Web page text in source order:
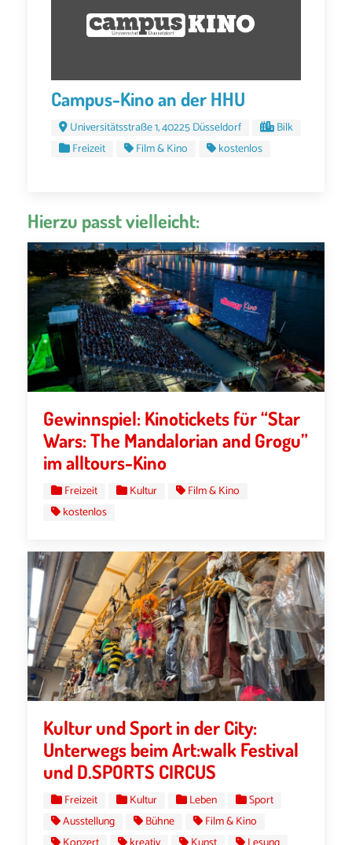
Campus-Kino an der HHU
Universitätsstraße 1, 40225 Düsseldorf
Bilk
Freizeit
Film & Kino kostenlos
Hierzu passt vielleicht:
Gewinnspiel: Kinotickets für “Star
Wars: The Mandalorian and Grogu”
im alltours-Kino
Freizeit Kultur
Film & Kino
kostenlos
Kultur und Sport in der City:
Unterwegs beim Art:walk Festival
und D.SPORTS CIRCUS
Freizeit Kultur Leben
Sport
Ausstellung
Bühne
Film & Kino